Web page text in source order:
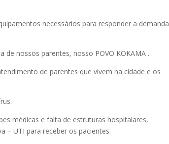
necessários para responder a demanda
de nossos parentes, nosso POVO KOKAMA .
de parentes que vivem na cidade e os
médicas e falta de estruturas hospitalares,
– UTI para receber os pacientes.